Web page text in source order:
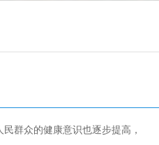
群众的健康意识也逐步提高，